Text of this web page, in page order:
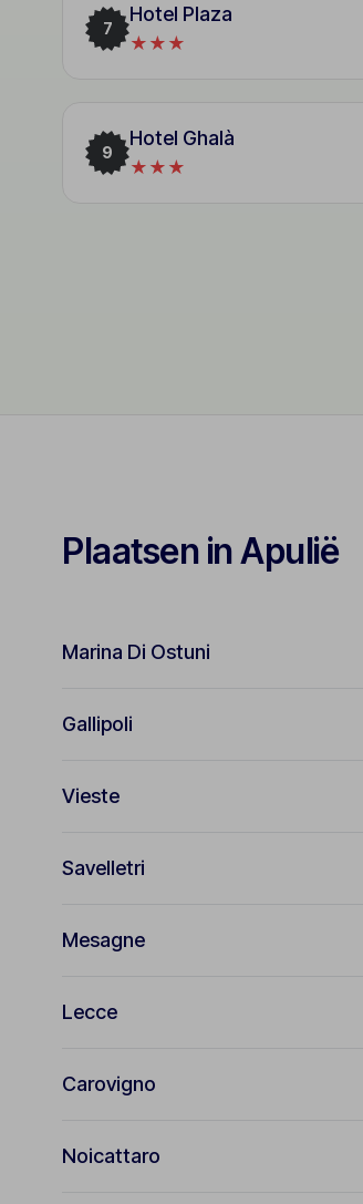
7
Hotel Plaza
★★★
9
Hotel Ghalà
★★★
Plaatsen in Apulië
Marina Di Ostuni
Gallipoli
Vieste
Savelletri
Mesagne
Lecce
Carovigno
Noicattaro